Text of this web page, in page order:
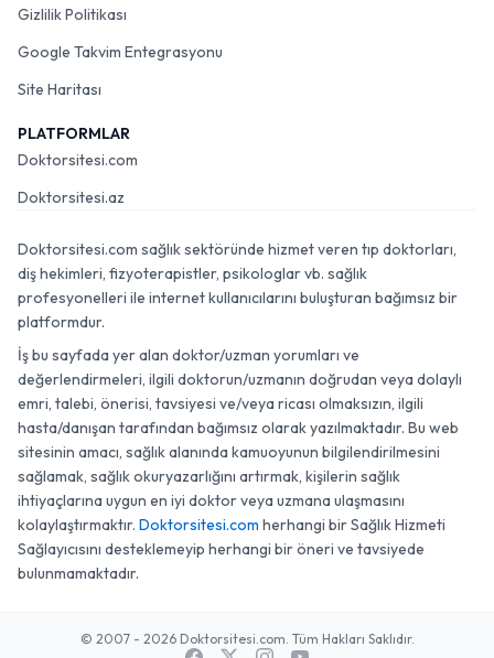
Gizlilik Politikası
Google Takvim Entegrasyonu
Site Haritası
PLATFORMLAR
Doktorsitesi.com
Doktorsitesi.az
Doktorsitesi.com sağlık sektöründe hizmet veren tıp doktorları,
diş hekimleri, fizyoterapistler, psikologlar vb. sağlık
profesyonelleri ile internet kullanıcılarını buluşturan bağımsız bir
platformdur.
İş bu sayfada yer alan doktor/uzman yorumları ve
değerlendirmeleri, ilgili doktorun/uzmanın doğrudan veya dolaylı
emri, talebi, önerisi, tavsiyesi ve/veya ricası olmaksızın, ilgili
hasta/danışan tarafından bağımsız olarak yazılmaktadır. Bu web
sitesinin amacı, sağlık alanında kamuoyunun bilgilendirilmesini
sağlamak, sağlık okuryazarlığını artırmak, kişilerin sağlık
ihtiyaçlarına uygun en iyi doktor veya uzmana ulaşmasını
kolaylaştırmaktır. Doktorsitesi.com herhangi bir Sağlık Hizmeti
Sağlayıcısını desteklemeyip herhangi bir öneri ve tavsiyede
bulunmamaktadır.
© 2007 - 2026 Doktorsitesi.com. Tüm Hakları Saklıdır.